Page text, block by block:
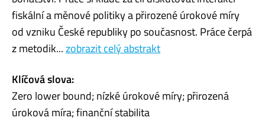
fiskální a měnové politiky a přirozené úrokové míry
od vzniku České republiky po současnost. Práce čerpá
z metodik...zobrazit celý abstrakt
Klíčová slova:
Zero lower bound; nízké úrokové míry; přirozená
úroková míra; finanční stabilita